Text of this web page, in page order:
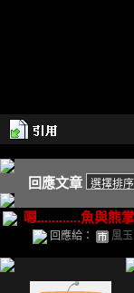
回應文章
嗯............魚與熊
回應給： 風